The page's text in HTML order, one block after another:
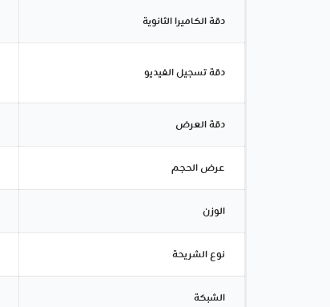
دقة الكاميرا الثانوية
دقة تسجيل الفيديو
دقة العرض
عرض الحجم
الوزن
نوع الشريحة
الشبكة